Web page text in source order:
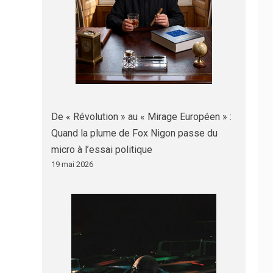
De « Révolution » au « Mirage Européen » :
Quand la plume de Fox Nigon passe du
micro à l’essai politique
19 mai 2026